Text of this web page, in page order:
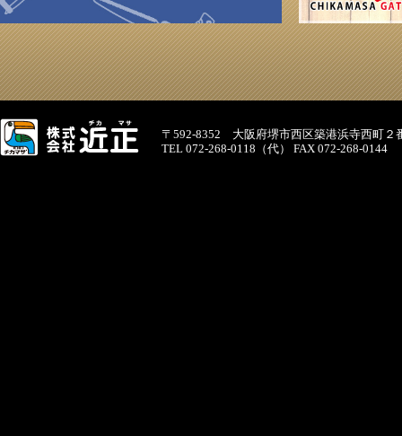
〒592-8352 大阪府堺市西区築港浜寺西町２
TEL 072-268-0118（代） FAX 072-268-0144